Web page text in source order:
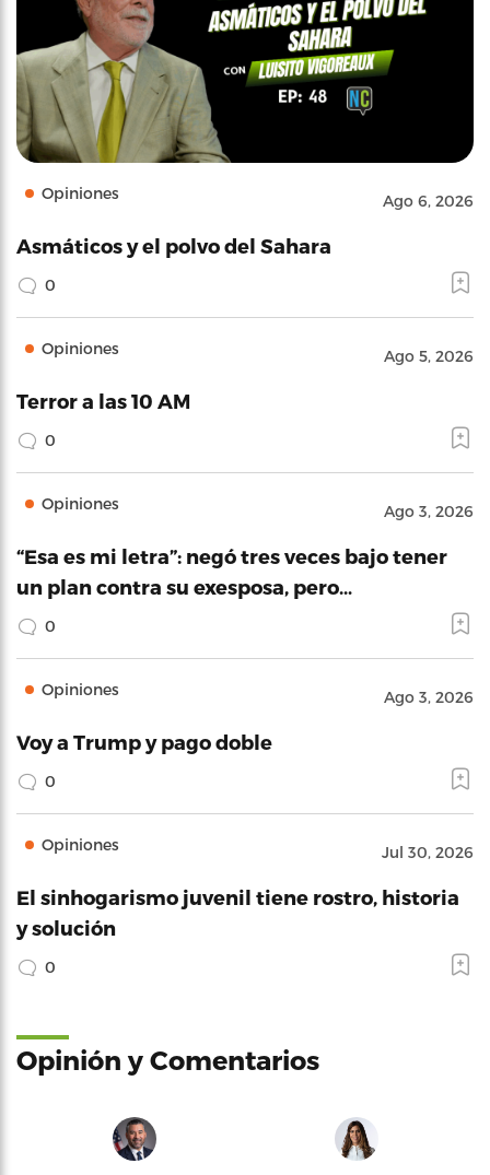
Opiniones Ago 6, 2026
Asmáticos y el polvo del Sahara
0
Opiniones Ago 5, 2026
Terror a las 10 AM
0
Opiniones Ago 3, 2026
“Esa es mi letra”: negó tres veces bajo tener
un plan contra su exesposa, pero…
0
Opiniones Ago 3, 2026
Voy a Trump y pago doble
0
Opiniones Jul 30, 2026
El sinhogarismo juvenil tiene rostro, historia
y solución
0
Opinión y Comentarios